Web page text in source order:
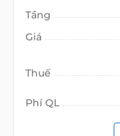
Tầng
Giá
Thuế
Phí QL